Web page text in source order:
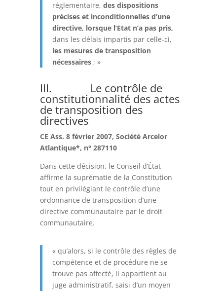
réglementaire, des dispositions
précises et inconditionnelles d’une
directive, lorsque l’Etat n’a pas pris,
dans les délais impartis par celle-ci,
les mesures de transposition
nécessaires; »
III. Le contrôle de
constitutionnalité des actes
de transposition des
directives
CE Ass. 8 février 2007, Société Arcelor
Atlantique*, n° 287110
Dans cette décision, le Conseil d’État
affirme la suprématie de la Constitution
tout en privilégiant le contrôle d’une
ordonnance de transposition d’une
directive communautaire par le droit
communautaire.
« qu’alors, si le contrôle des règles de
compétence et de procédure ne se
trouve pas affecté, il appartient au
juge administratif, saisi d’un moyen